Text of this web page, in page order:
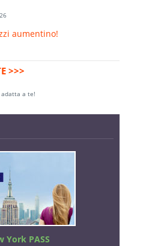
aumentino!
>>>
adatta a te!
York PASS